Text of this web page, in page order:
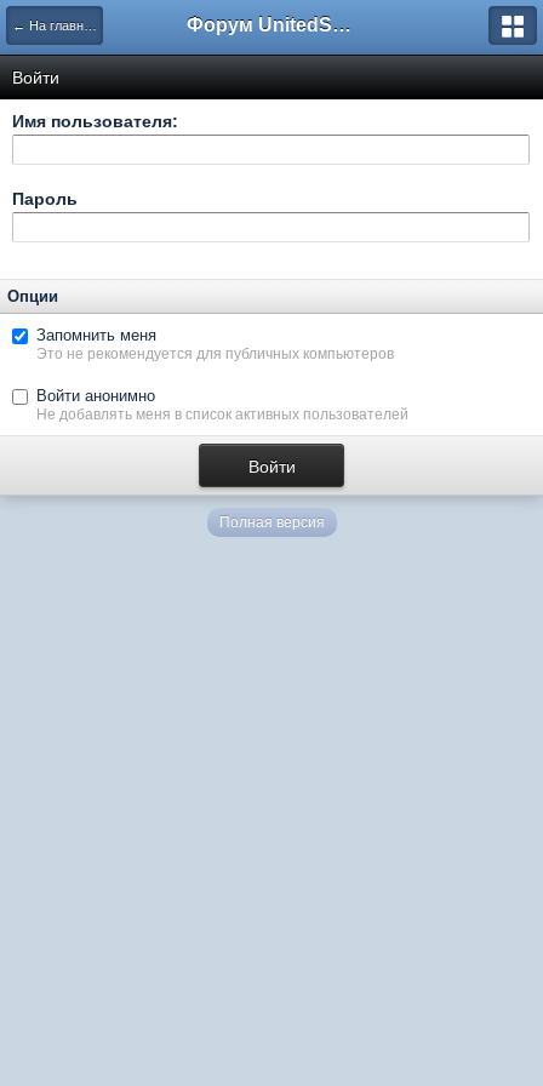
← На главную Форум UnitedSouth
Войти
Имя пользователя:
Пароль
Опции
Запомнить меня
Это не рекомендуется для публичных компьютеров
Войти анонимно
Не добавлять меня в список активных пользователей
Полная версия